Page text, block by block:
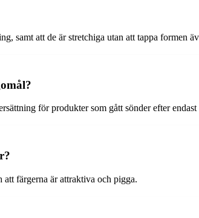
samt att de är stretchiga utan att tappa formen
för produkter som gått sönder efter endast
färgerna är attraktiva och pigga.